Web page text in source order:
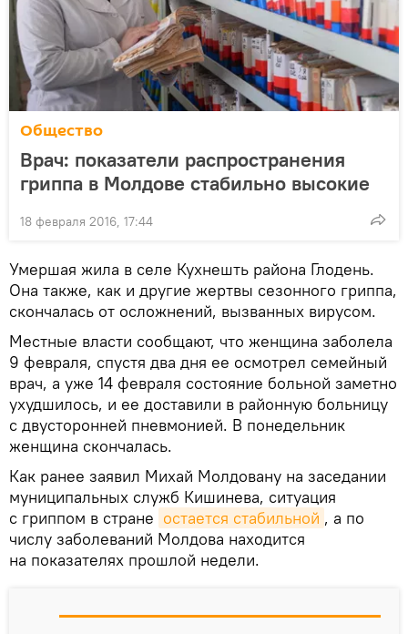
Общество
Врач: показатели распространения
гриппа в Молдове стабильно высокие
18 февраля 2016, 17:44
Умершая жила в селе Кухнешть района Глодень.
Она также, как и другие жертвы сезонного гриппа,
скончалась от осложнений, вызванных вирусом.
Местные власти сообщают, что женщина заболела
9 февраля, спустя два дня ее осмотрел семейный
врач, а уже 14 февраля состояние больной заметно
ухудшилось, и ее доставили в районную больницу
с двусторонней пневмонией. В понедельник
женщина скончалась.
Как ранее заявил Михай Молдовану на заседании
муниципальных служб Кишинева, ситуация
с гриппом в стране остается стабильной , а по
числу заболеваний Молдова находится
на показателях прошлой недели.